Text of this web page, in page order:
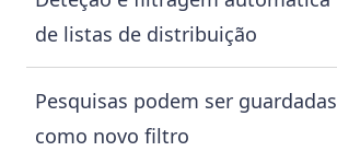
de listas de distribuição
Pesquisas podem ser guardadas
como novo filtro